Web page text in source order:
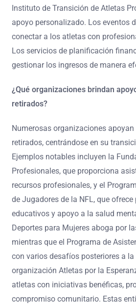
Instituto de Transición de Atletas
apoyo personalizado. Los eventos
conectar a los atletas con
Los servicios de planificación
gestionar los ingresos de manera
¿Qué organizaciones brindan
retirados?
Numerosas organizaciones
retirados, centrándose en su
Ejemplos notables incluyen la
Profesionales, que proporciona
recursos profesionales, y el
de Jugadores de la NFL, que
educativos y apoyo a la salud
Deportes para Mujeres aboga por
mientras que el Programa de
con varios desafíos posteriores a la
organización Atletas por la
atletas con iniciativas benéficas,
compromiso comunitario. Estas